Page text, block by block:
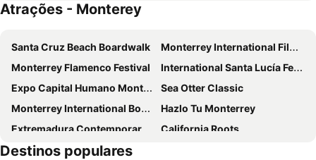
InterContinental the Clement Monterey by IHG
Colton Inn
Scottish Fairway Inn
Travelodge by Wyndham Monterey Bay
Monterey Fairgrounds Inn
Hofsas House Hotel
Svendsgaard's Inn
Stilwell Hotel
Best Western Carmel's Town House Lodge
Lobos Lodge
Coachman's Inn, A Four Sisters Inn
Le Petit Pali at 8th Ave
Atrações - Monterey
Santa Cruz Beach Boardwalk
Monterrey International Film Festival
Monterrey Flamenco Festival
International Santa Lucía Festival
Expo Capital Humano Monterrey
Sea Otter Classic
Monterrey International Book Fair
Hazlo Tu Monterrey
Extremadura Contemporary Dance Festival
California Roots
Carmel Art Festival & Sculpture in the Park
Destinos populares